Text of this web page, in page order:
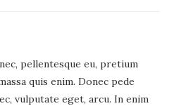
pellentesque eu, pretium
quis enim. Donec pede
vulputate eget, arcu. In enim